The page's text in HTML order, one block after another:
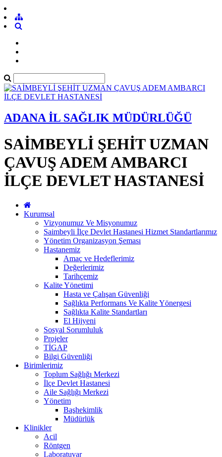
ADANA İL SAĞLIK MÜDÜRLÜĞÜ
SAİMBEYLİ ŞEHİT UZMAN
ÇAVUŞ ADEM AMBARCI
İLÇE DEVLET HASTANESİ
Kurumsal
Vizyonumuz Ve Misyonumuz
Saimbeyli İlçe Devlet Hastanesi Hizmet Standartlarımız
Yönetim Organizasyon Şeması
Hastanemiz
Amaç ve Hedeflerimiz
Değerlerimiz
Tarihçemiz
Kalite Yönetimi
Hasta ve Çalışan Güvenliği
Sağlıkta Performans Ve Kalite Yönergesi
Sağlıkta Kalite Standartları
El Hijyeni
Sosyal Sorumluluk
Projeler
TİGAP
Bilgi Güvenliği
Birimlerimiz
Toplum Sağlığı Merkezi
İlçe Devlet Hastanesi
Aile Sağlığı Merkezi
Yönetim
Başhekimlik
Müdürlük
Klinikler
Acil
Röntgen
Laboratuvar